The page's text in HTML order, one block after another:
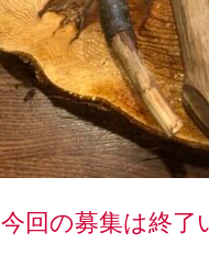
今回の募集は終了